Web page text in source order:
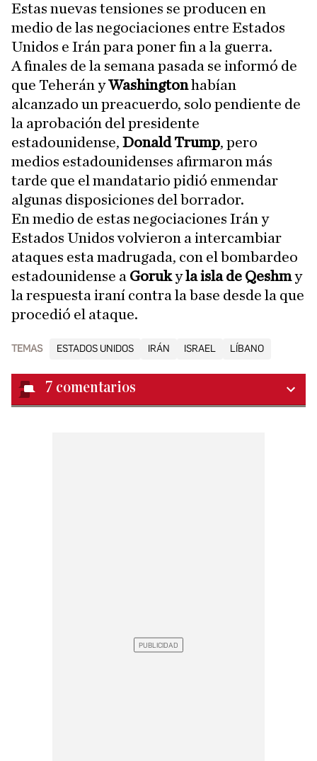
Estas nuevas tensiones se producen en
medio de las negociaciones entre Estados
Unidos e Irán para poner fin a la guerra.
A finales de la semana pasada se informó de
que Teherán yWashingtonhabían
alcanzado un preacuerdo, solo pendiente de
la aprobación del presidente
estadounidense, Donald Trump, pero
medios estadounidenses afirmaron más
tarde que el mandatario pidió enmendar
algunas disposiciones del borrador.
En medio de estas negociaciones Irán y
Estados Unidos volvieron a intercambiar
ataques esta madrugada, con el bombardeo
estadounidense a Gorukyla isla de Qeshmy
la respuesta iraní contra la base desde la que
procedió el ataque.
TEMAS ESTADOS UNIDOS IRÁN ISRAEL LÍBANO
7 comentarios